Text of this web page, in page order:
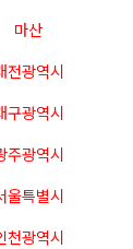
마산
전광역시
구광역시
주광역시
울특별시
천광역시